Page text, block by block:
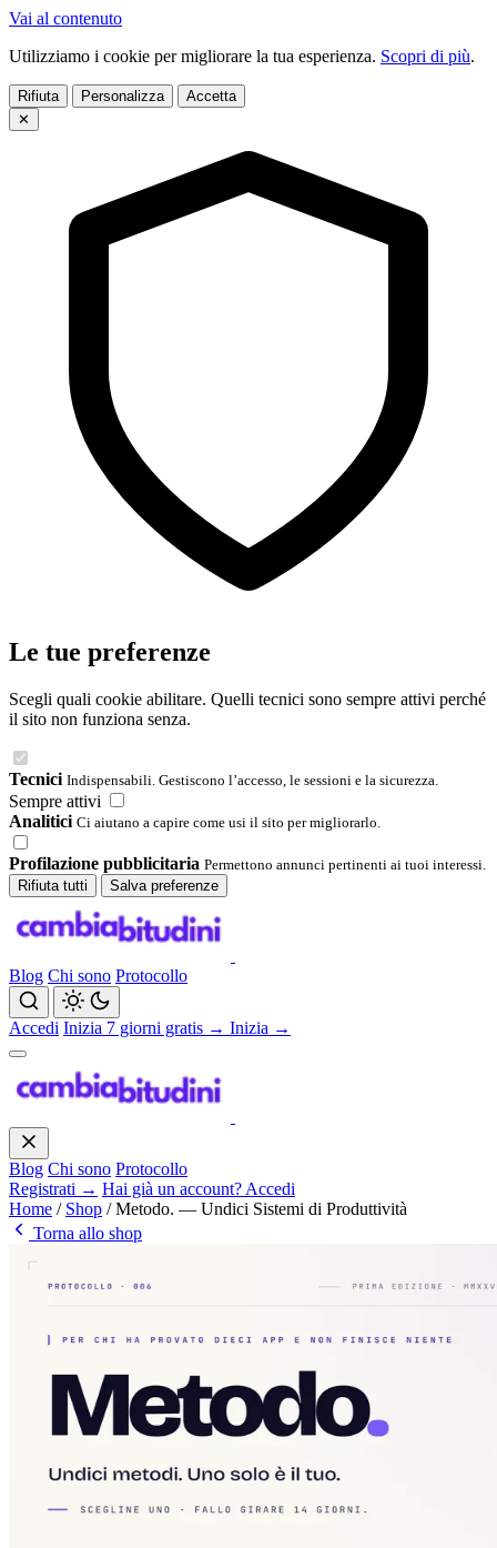
Vai al contenuto
Utilizziamo i cookie per migliorare la tua esperienza. Scopri di più.
Rifiuta Personalizza
Accetta
✕
Le tue preferenze
Scegli quali cookie abilitare. Quelli tecnici sono sempre attivi perché
il sito non funziona senza.
Tecnici Indispensabili. Gestiscono l’accesso, le sessioni e la sicurezza.
Sempre attivi
Analitici Ci aiutano a capire come usi il sito per migliorarlo.
Profilazione pubblicitaria Permettono annunci pertinenti ai tuoi interessi.
Rifiuta tutti
Salva preferenze
Blog Chi sono Protocollo
Accedi Inizia 7 giorni gratis → Inizia →
Blog Chi sono Protocollo
Registrati → Hai già un account? Accedi
Home / Shop / Metodo. — Undici Sistemi di Produttività
Torna allo shop